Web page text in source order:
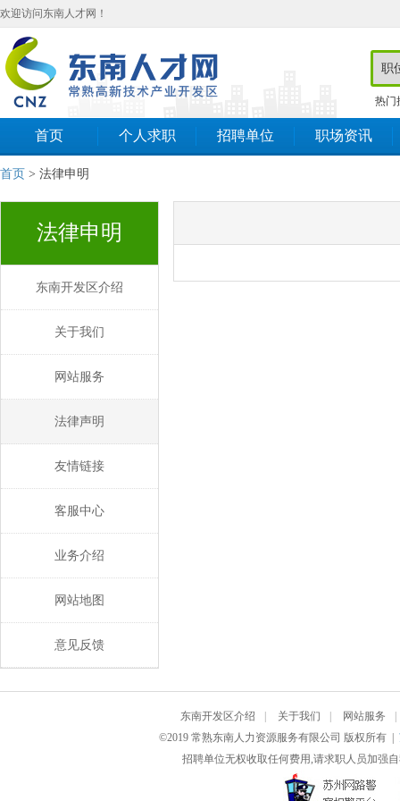
欢迎访问东南人才网！
热门
首页 个人求职 招聘单位 职场资讯
首页 > 法律申明
法律申明
东南开发区介绍
关于我们
网站服务
法律声明
友情链接
客服中心
业务介绍
网站地图
意见反馈
东南开发区介绍 关于我们 网站服务
©2019 常熟东南人力资源服务有限公司 版权所有 |
招聘单位无权收取任何费用,请求职人员加强